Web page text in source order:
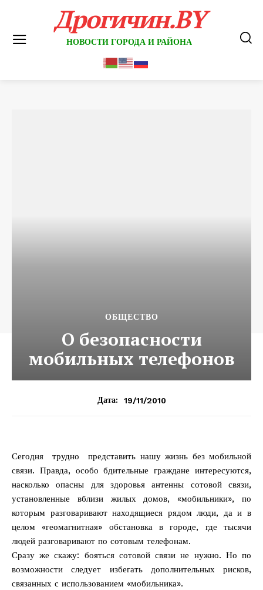
Дрогичин.BY
НОВОСТИ ГОРОДА И РАЙОНА
ОБЩЕСТВО
О безопасности
мобильных телефонов
Дата: 19/11/2010
Сегодня трудно представить нашу жизнь без мобильной
связи. Правда, особо бдительные граждане интересуются,
насколько опасны для здоровья антенны сотовой связи,
установленные вблизи жилых домов, «мобильники», по
которым разговаривают находящиеся рядом люди, да и в
целом «геомагнитная» обстановка в городе, где тысячи
людей разговаривают по сотовым телефонам.
Сразу же скажу: бояться сотовой связи не нужно. Но по
возможности следует избегать дополнительных рисков,
связанных с использованием «мобильника».